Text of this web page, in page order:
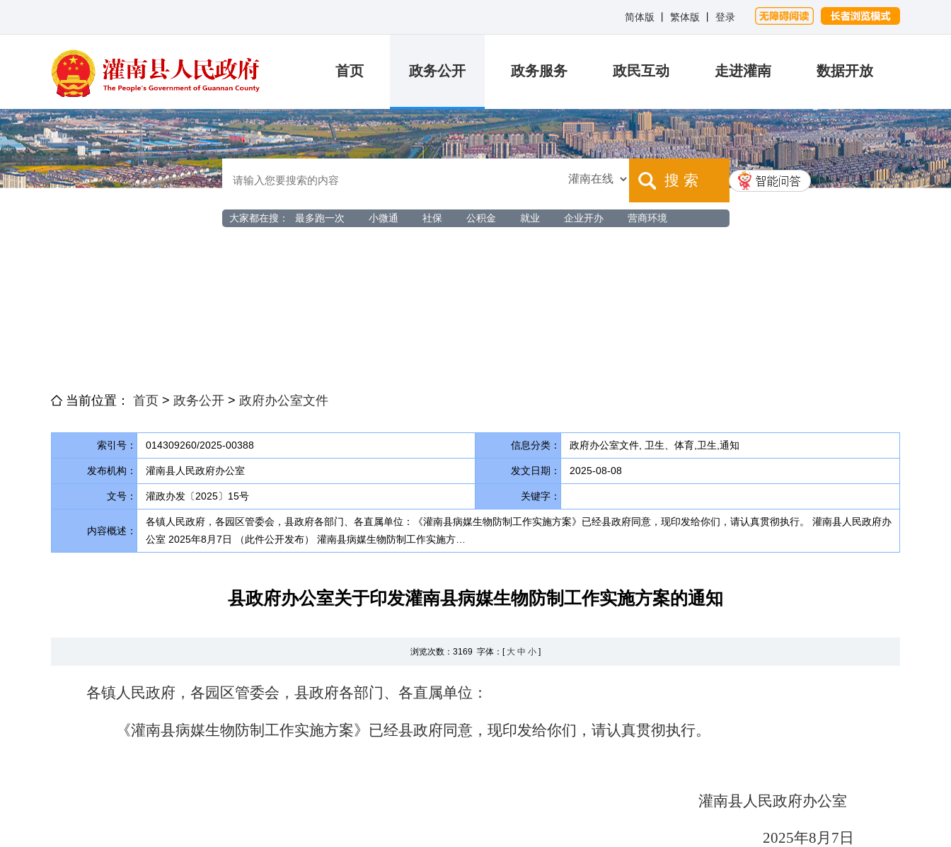
简体版 繁体版 登录
首页 政务公开 政务服务 政民互动 走进灌南 数据开放
搜 索
大家都在搜： 最多跑一次 小微通 社保 公积金 就业 企业开办 营商环境
当前位置： 首页 > 政务公开 > 政府办公室文件
索引号： 014309260/2025-00388 信息分类： 政府办公室文件, 卫生、体育,卫生,通知
发布机构： 灌南县人民政府办公室 发文日期： 2025-08-08
文号： 灌政办发〔2025〕15号 关键字：
内容概述：
各镇人民政府，各园区管委会，县政府各部门、各直属单位：《灌南县病媒生物防制工作实施方案》已经县政府同意，现印发给你们，请认真贯彻执行。 灌南县人民政府办
公室 2025年8月7日 （此件公开发布） 灌南县病媒生物防制工作实施方…
县政府办公室关于印发灌南县病媒生物防制工作实施方案的通知
浏览次数： 3169 字体：[ 大 中 小 ]
各镇人民政府，各园区管委会， 县政府各部门、各直属单位 ：
《灌南县病媒生物防制工作实施方案》 已经县政府同意，现印发给你们， 请认真贯彻执行。
灌南县人民政府办公室
2025年8月 7 日